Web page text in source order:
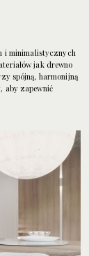
i minimalistycznych
jak drewno
spójną, harmonijną
aby zapewnić